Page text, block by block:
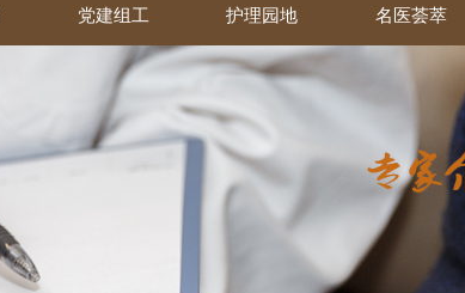
党建组工 护理园地 名医荟萃